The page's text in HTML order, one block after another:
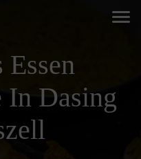
Essen
In Dasing